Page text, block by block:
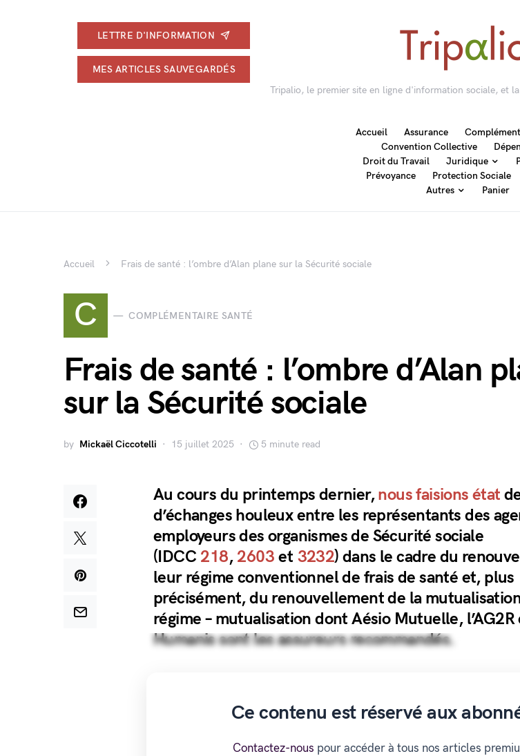
LETTRE D'INFORMATION
MES ARTICLES SAUVEGARDÉS
Tripalio, le premier site en ligne d'information sociale, et
Accueil Assurance
Convention Collective
Droit du Travail
Juridique
Prévoyance
Protection Sociale
Autres
Panier
Accueil Frais de santé : l’ombre d’Alan plane sur la Sécurité sociale
C COMPLÉMENTAIRE SANTÉ
Frais de santé : l’ombre d’Alan
sur la Sécurité sociale
by Mickaël Ciccotelli 15 juillet 2025 5 minute read
Au cours du printemps dernier,nous faisions état
d’échanges houleux entre les représentants des
employeurs des organismes de Sécurité sociale
(IDCC 218, 2603 et 3232) dans le cadre du
leur régime conventionnel de frais de santé et, plus
précisément, du renouvellement de la
régime – mutualisation dont Aésio Mutuelle,
Humanis sont les assureurs recommandés.
Ce contenu est réservé aux
Contactez-nous pour accéder à tous nos articles